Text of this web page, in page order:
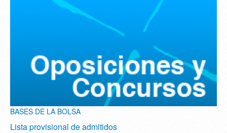
BASES DE LA BOLSA
Lista provisional de admitidos